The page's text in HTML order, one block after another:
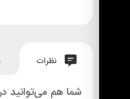
نظرات
شما هم می‌توانید